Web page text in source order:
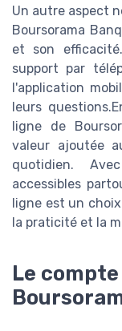
Un autre aspect
Boursorama
et son
support par
l'application
leurs
ligne de
valeur ajoutée
quotidien.
accessibles
ligne est un
la praticité et la
Le